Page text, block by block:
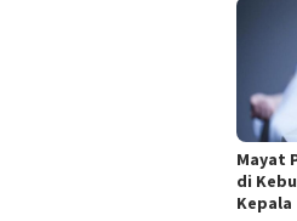
Mayat
di
Kepala